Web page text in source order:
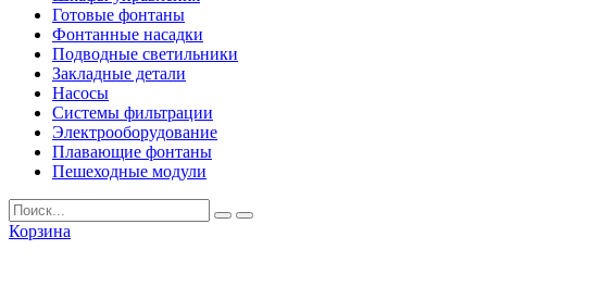
Готовые фонтаны
Фонтанные насадки
Подводные светильники
Закладные детали
Насосы
Системы фильтрации
Электрооборудование
Плавающие фонтаны
Пешеходные модули
Корзина